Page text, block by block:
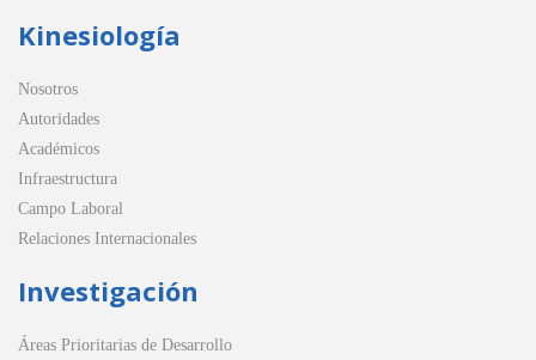
Kinesiología
Nosotros
Autoridades
Académicos
Infraestructura
Campo Laboral
Relaciones Internacionales
Investigación
Áreas Prioritarias de Desarrollo